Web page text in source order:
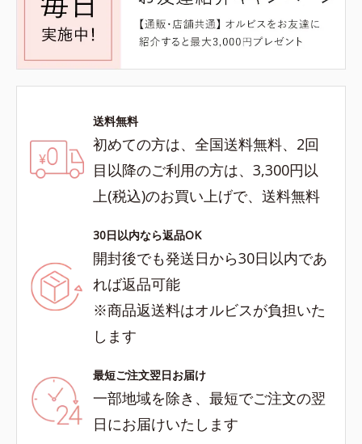
送料無料
初めての方は、全国送料無料、2回
目以降のご利用の方は、3,300円以
上(税込)のお買い上げで、送料無料
30日以内なら返品OK
開封後でも発送日から30日以内であ
れば返品可能
※商品返送料はオルビスが負担いた
します
最短ご注文翌日お届け
一部地域を除き、最短でご注文の翌
日にお届けいたします